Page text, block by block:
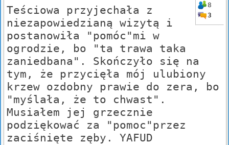
8
3
Teściowa przyjechała z
niezapowiedzianą wizytą i
postanowiła "pomóc"mi w
ogrodzie, bo "ta trawa taka
zaniedbana". Skończyło się na
tym, że przycięła mój ulubiony
krzew ozdobny prawie do zera, bo
"myślała, że to chwast".
Musiałem jej grzecznie
podziękować za "pomoc"przez
zaciśnięte zęby. YAFUD